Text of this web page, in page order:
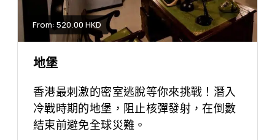
From: 520.00 HKD
地堡
香港最刺激的密室逃脫等你來挑戰！潛入
冷戰時期的地堡，阻止核彈發射，在倒數
結束前避免全球災難。